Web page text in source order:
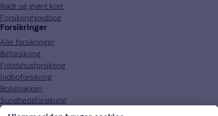
Rødt og grønt kort
Forsikringsordbog
Forsikringer
Alle forsikringer
Bilforsikring
Fritidshusforsikring
Indboforsikring
Boligpakken
Sundhedsforsikring
Om Gjensidige